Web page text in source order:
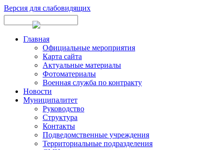
Версия для слабовидящих
Главная
Официальные мероприятия
Карта сайта
Актуальные материалы
Фотоматериалы
Военная служба по контракту
Новости
Муниципалитет
Руководство
Структура
Контакты
Подведомственные учреждения
Территориальные подразделения